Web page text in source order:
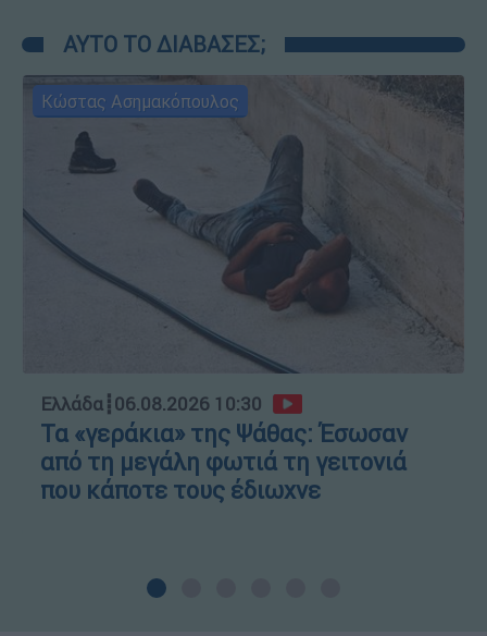
ΑΥΤΟ ΤΟ ΔΙΑΒΑΣΕΣ;
Κώστας Ασημακόπουλος
Ελλάδα┋06.08.2026 10:30
Τα «γεράκια» της Ψάθας: Έσωσαν
από τη μεγάλη φωτιά τη γειτονιά
που κάποτε τους έδιωχνε